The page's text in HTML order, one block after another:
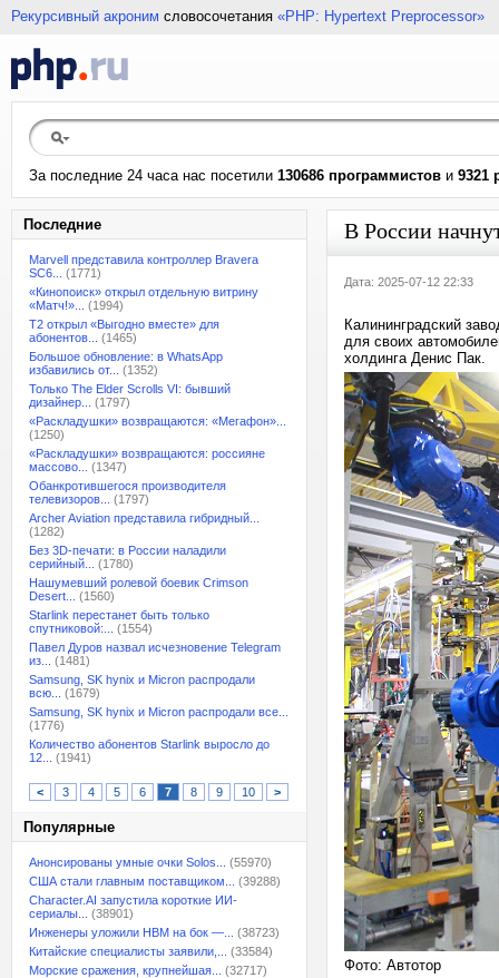
Рекурсивный акроним словосочетания «PHP: Hypertext Preprocessor»
За последние 24 часа нас посетили 130686 программистов и 9321
Последние
Marvell представила контроллер Bravera
SC6...
(1771)
«Кинопоиск» открыл отдельную витрину
«Матч!»...
(1994)
T2 открыл «Выгодно вместе» для
абонентов...
(1465)
Большое обновление: в WhatsApp
избавились от...
(1352)
Только The Elder Scrolls VI: бывший
дизайнер...
(1797)
«Раскладушки» возвращаются: «Мегафон»...
(1250)
«Раскладушки» возвращаются: россияне
массово...
(1347)
Обанкротившегося производителя
телевизоров...
(1797)
Archer Aviation представила гибридный...
(1282)
Без 3D-печати: в России наладили
серийный...
(1780)
Нашумевший ролевой боевик Crimson
Desert...
(1560)
Starlink перестанет быть только
спутниковой:...
(1554)
Павел Дуров назвал исчезновение Telegram
из...
(1481)
Samsung, SK hynix и Micron распродали
всю...
(1679)
Samsung, SK hynix и Micron распродали все...
(1776)
Количество абонентов Starlink выросло до
12...
(1941)
< 3 4 5 6 7 8 9 10 >
Популярные
Анонсированы умные очки Solos...
(55970)
США стали главным поставщиком...
(39288)
Character.AI запустила короткие ИИ-
сериалы...
(38901)
Инженеры уложили HBM на бок —...
(38723)
Китайские специалисты заявили,...
(33584)
Морские сражения, крупнейшая...
(32717)
В России
Дата: 2025-07-12 22:33
Калининградский
для своих
холдинга Денис Пак.
Фото: Автотор